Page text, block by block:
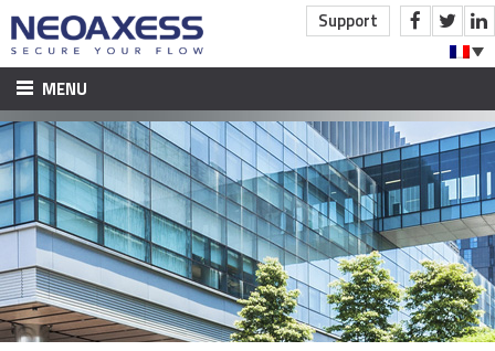
Support
MENU
ACCUEIL
À PROPOS
PRODUITS ET ACCOMPAGNEMENT
BTP ET ​CONSTRUCTION
CONTRÔLE D’ACCÈS
SOLUTIONS TUNNELS